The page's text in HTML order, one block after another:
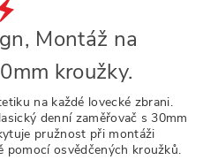
Montáž na
kroužky.
na každé lovecké zbrani.
denní zaměřovač s 30mm
pružnost při montáži
pomocí osvědčených kroužků.